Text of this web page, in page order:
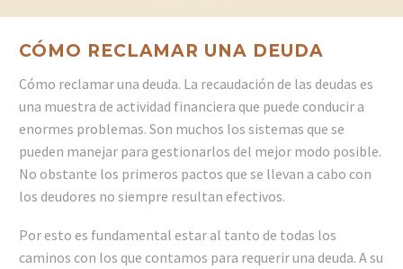
CÓMO RECLAMAR UNA DEUDA
Cómo reclamar una deuda. La recaudación de las deudas es
una muestra de actividad financiera que puede conducir a
enormes problemas. Son muchos los sistemas que se
pueden manejar para gestionarlos del mejor modo posible.
No obstante los primeros pactos que se llevan a cabo con
los deudores no siempre resultan efectivos.
Por esto es fundamental estar al tanto de todas los
caminos con los que contamos para requerir una deuda. A su